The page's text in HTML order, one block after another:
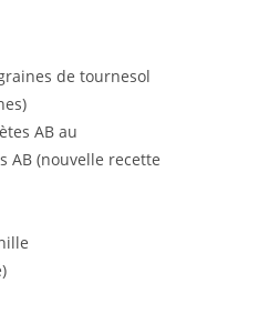
de tournesol
AB au
AB (nouvelle recette